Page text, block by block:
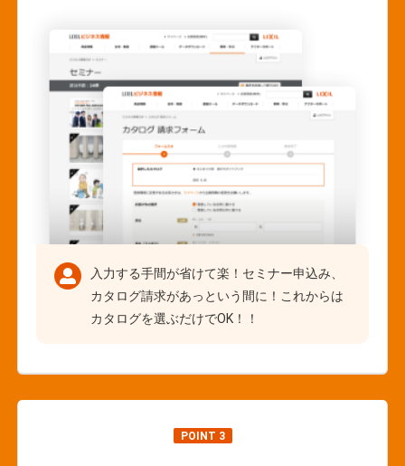
入力する手間が省けて楽！セミナー申込み、
カタログ請求があっという間に！これからは
カタログを選ぶだけでOK！！
POINT 3